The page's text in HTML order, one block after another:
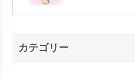
カテゴリー